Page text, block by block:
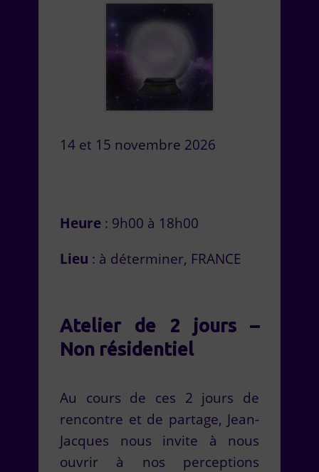
14 et 15 novembre 2026
Heure : 9h00 à 18h00
Lieu : à déterminer, FRANCE
Atelier de 2 jours –
Non résidentiel
Au cours de ces 2 jours de
rencontre et de partage, Jean-
Jacques nous invite à nous
ouvrir à nos perceptions